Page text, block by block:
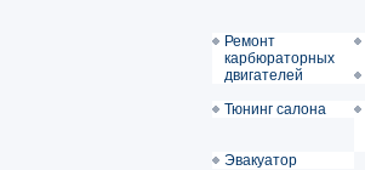
Ремонт
карбюраторных
двигателей
Тюнинг салона
Эвакуатор